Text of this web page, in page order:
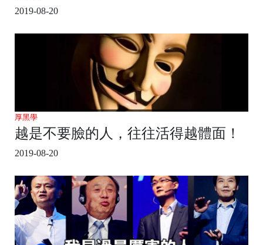
2019-08-20
厚黑學
越是不要臉的人，往往活得越體面！
2019-08-20